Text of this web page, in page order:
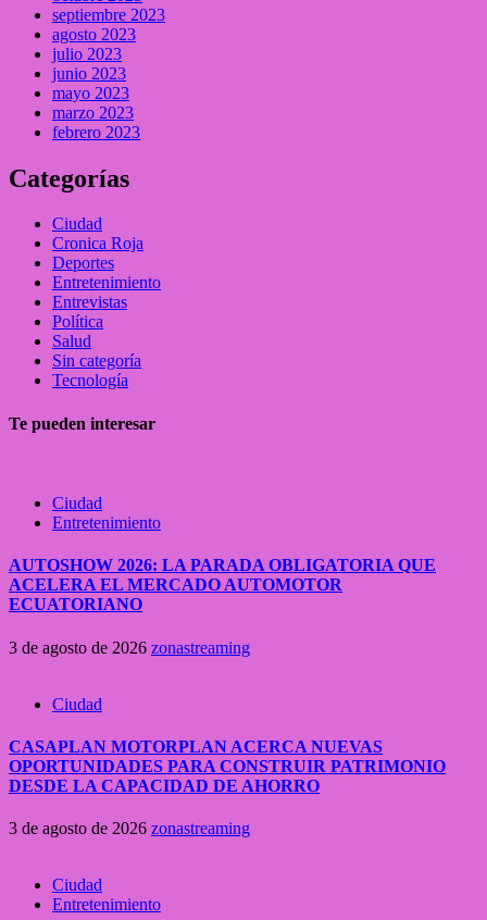
septiembre 2023
agosto 2023
julio 2023
junio 2023
mayo 2023
marzo 2023
febrero 2023
Categorías
Ciudad
Cronica Roja
Deportes
Entretenimiento
Entrevistas
Política
Salud
Sin categoría
Tecnología
Te pueden interesar
Ciudad
Entretenimiento
AUTOSHOW 2026: LA PARADA OBLIGATORIA QUE
ACELERA EL MERCADO AUTOMOTOR
ECUATORIANO
3 de agosto de 2026 zonastreaming
Ciudad
CASAPLAN MOTORPLAN ACERCA NUEVAS
OPORTUNIDADES PARA CONSTRUIR PATRIMONIO
DESDE LA CAPACIDAD DE AHORRO
3 de agosto de 2026 zonastreaming
Ciudad
Entretenimiento